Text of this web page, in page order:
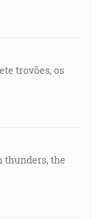
trovões, os
thunders, the